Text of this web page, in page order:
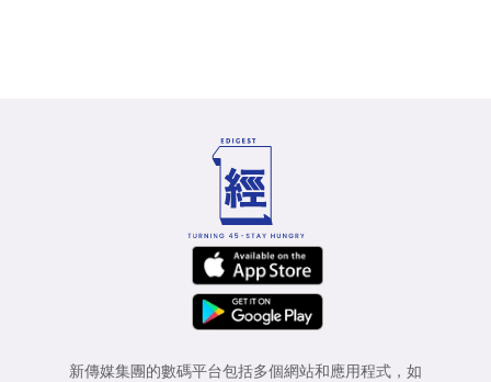
新傳媒集團的數碼平台包括多個網站和應用程式，如